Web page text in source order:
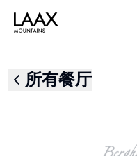
所有餐厅